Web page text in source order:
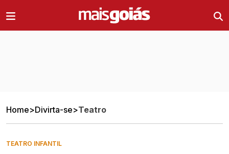
Home>Divirta-se>Teatro
TEATRO INFANTIL